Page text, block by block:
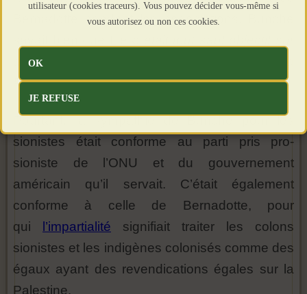
Bernadotte pendant les négociations. Bunche
des questions majeures telles que la
Palestine».
Pourtant, la sympathie de Bunche pour les
sionistes était conforme au parti pris pro-
sioniste de l’ONU et du gouvernement
américain qu’il servait. C’était également
conforme à celle de Bernadotte, pour
qui
l’impartialité signifiait traiter les colons
sionistes et les indigènes colonisés comme des
égaux ayant des revendications égales sur la
Palestine.
utilisateur (cookies traceurs). Vous pouvez décider vous-même si
vous autorisez ou non ces cookies.
OK
JE REFUSE